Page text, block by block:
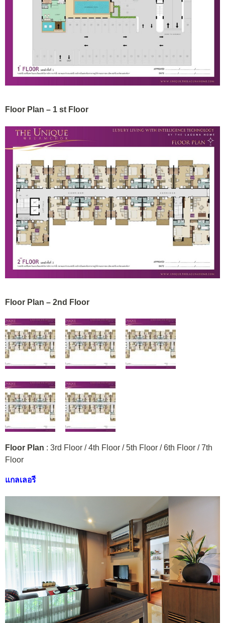
Floor Plan – 1 st Floor
Floor Plan – 2nd Floor
Floor Plan : 3rd Floor / 4th Floor / 5th Floor / 6th Floor / 7th
Floor
แกลเลอรี